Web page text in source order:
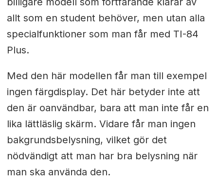
allt som en student behöver, men utan alla
specialfunktioner som man får med TI-84
Plus.
Med den här modellen får man till exempel
ingen färgdisplay. Det här betyder inte att
den är oanvändbar, bara att man inte får en
lika lättläslig skärm. Vidare får man ingen
bakgrundsbelysning, vilket gör det
nödvändigt att man har bra belysning när
man ska använda den.